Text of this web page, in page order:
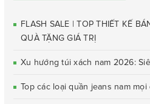
FLASH SALE | TOP THIẾT KẾ
QUÀ TẶNG GIÁ TRỊ
Xu hướng túi xách nam 2026:
Top các loại quần jeans nam